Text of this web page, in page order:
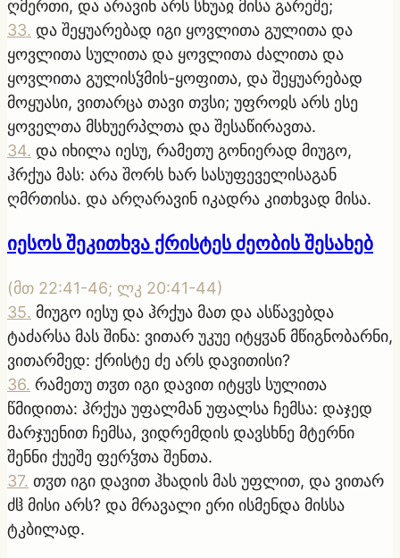
ღმერთი, და არავინ არს სხუაჲ მისა გარეშე;
33. და შეყუარებად იგი ყოვლითა გულითა და
ყოვლითა სულითა და ყოვლითა ძალითა და
ყოვლითა გულისჴმის-ყოფითა, და შეყუარებად
მოყუასი, ვითარცა თავი თჳსი; უფროჲს არს ესე
ყოველთა მსხუერპლთა და შესაწირავთა.
34. და იხილა იესუ, რამეთუ გონიერად მიუგო,
ჰრქუა მას: არა შორს ხარ სასუფეველისაგან
ღმრთისა. და არღარავინ იკადრა კითხვად მისა.
იესოს შეკითხვა ქრისტეს ძეობის შესახებ
(მთ 22:41-46; ლკ 20:41-44)
35. მიუგო იესუ და ჰრქუა მათ და ასწავებდა
ტაძარსა მას შინა: ვითარ უკუე იტყჳან მწიგნობარნი,
ვითარმედ: ქრისტე ძე არს დავითისი?
36. რამეთუ თჳთ იგი დავით იტყჳს სულითა
წმიდითა: ჰრქუა უფალმან უფალსა ჩემსა: დაჯედ
მარჯუენით ჩემსა, ვიდრემდის დავსხნე მტერნი
შენნი ქუეშე ფერჴთა შენთა.
37. თჳთ იგი დავით ჰხადის მას უფლით, და ვითარ
ძჱ მისი არს? და მრავალი ერი ისმენდა მისსა
ტკბილად.